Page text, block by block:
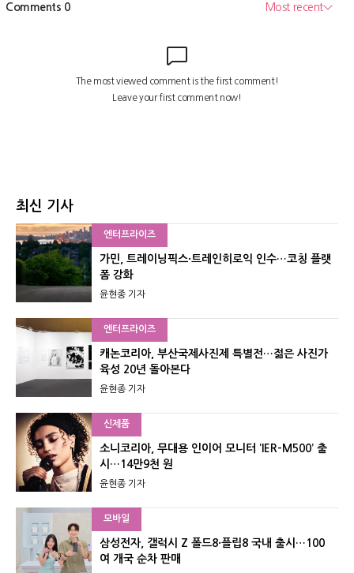
최신 기사
엔터프라이즈
가민, 트레이닝픽스·트레인히로익 인수…코칭 플랫
폼 강화
윤현종 기자
엔터프라이즈
캐논코리아, 부산국제사진제 특별전…젊은 사진가
육성 20년 돌아본다
윤현종 기자
신제품
소니코리아, 무대용 인이어 모니터 ‘IER-M500’ 출
시…14만9천 원
윤현종 기자
모바일
삼성전자, 갤럭시 Z 폴드8·플립8 국내 출시…100
여 개국 순차 판매